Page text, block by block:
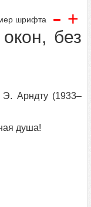
шрифта - +
без
Э. Арндту (1933–
душа!